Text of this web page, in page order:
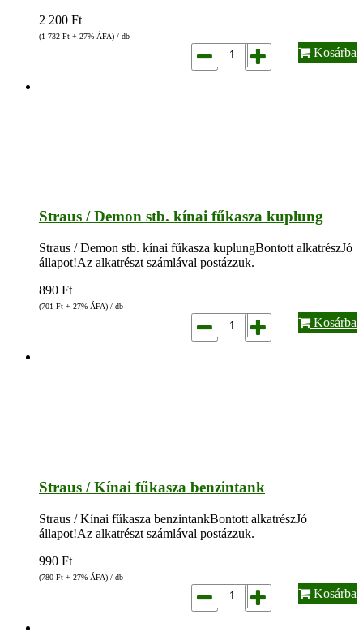
2 200 Ft
(1 732 Ft + 27% ÁFA) / db
Kosárba
Straus / Demon stb. kínai fűkasza kuplung
Straus / Demon stb. kínai fűkasza kuplungBontott alkatrészJó
állapot!Az alkatrészt számlával postázzuk.
890 Ft
(701 Ft + 27% ÁFA) / db
Kosárba
Straus / Kínai fűkasza benzintank
Straus / Kínai fűkasza benzintankBontott alkatrészJó
állapot!Az alkatrészt számlával postázzuk.
990 Ft
(780 Ft + 27% ÁFA) / db
Kosárba